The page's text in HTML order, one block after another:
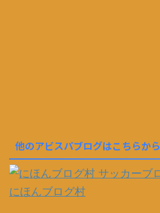
他のアビスパブログはこちらから
にほんブログ村